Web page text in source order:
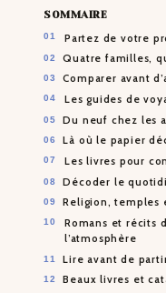
SOMMAIRE
Partez de votre
Quatre familles,
Comparer avant
Les guides de
Du neuf chez les
Là où le papier
Les livres pour
Décoder le
Religion, temples
Romans et récits
l’atmosphère
Lire avant de
Beaux livres et